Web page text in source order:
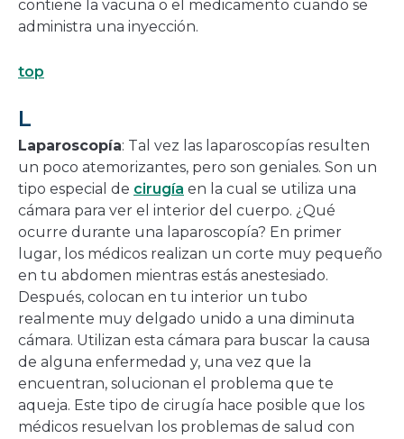
contiene la vacuna o el medicamento cuando se
administra una inyección.
top
L
Laparoscopía: Tal vez las laparoscopías resulten
un poco atemorizantes, pero son geniales. Son un
tipo especial de cirugía en la cual se utiliza una
cámara para ver el interior del cuerpo. ¿Qué
ocurre durante una laparoscopía? En primer
lugar, los médicos realizan un corte muy pequeño
en tu abdomen mientras estás anestesiado.
Después, colocan en tu interior un tubo
realmente muy delgado unido a una diminuta
cámara. Utilizan esta cámara para buscar la causa
de alguna enfermedad y, una vez que la
encuentran, solucionan el problema que te
aqueja. Este tipo de cirugía hace posible que los
médicos resuelvan los problemas de salud con